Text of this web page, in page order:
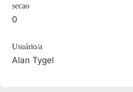
secao
0
Usuário/a
Alan Tygel